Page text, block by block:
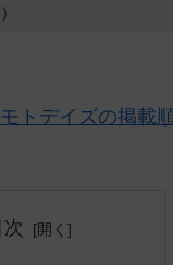
トデイズの掲載